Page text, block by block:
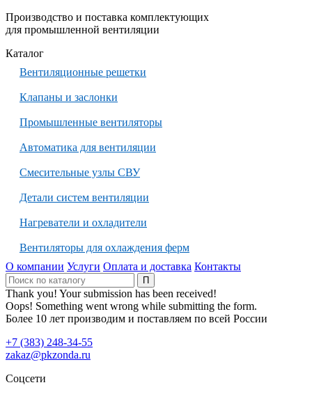
Производство и поставка комплектующих
для промышленной вентиляции
Каталог
Вентиляционные решетки
Клапаны и заслонки
Промышленные вентиляторы
Автоматика для вентиляции
Смесительные узлы СВУ
Детали систем вентиляции
Нагреватели и охладители
Вентиляторы для охлаждения ферм
О компании Услуги Оплата и доставка Контакты
Thank you! Your submission has been received!
Oops! Something went wrong while submitting the form.
Более 10 лет производим и поставляем по всей России
+7 (383) 248-34-55
zakaz@pkzonda.ru
Соцсети